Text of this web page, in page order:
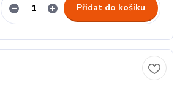
Přidat do košíku